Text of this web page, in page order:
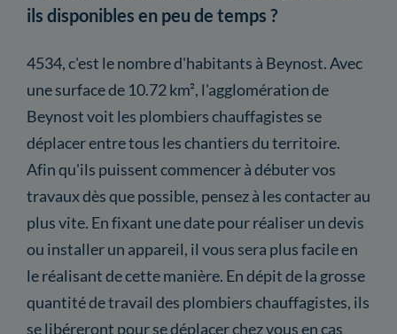
ils disponibles en peu de temps ?
4534, c'est le nombre d'habitants à Beynost. Avec
une surface de 10.72 km², l'agglomération de
Beynost voit les plombiers chauffagistes se
déplacer entre tous les chantiers du territoire.
Afin qu'ils puissent commencer à débuter vos
travaux dès que possible, pensez à les contacter au
plus vite. En fixant une date pour réaliser un devis
ou installer un appareil, il vous sera plus facile en
le réalisant de cette manière. En dépit de la grosse
quantité de travail des plombiers chauffagistes, ils
se libéreront pour se déplacer chez vous en cas